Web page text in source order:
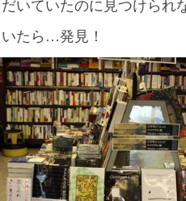
いていたのに見つけられ
たら…発見！